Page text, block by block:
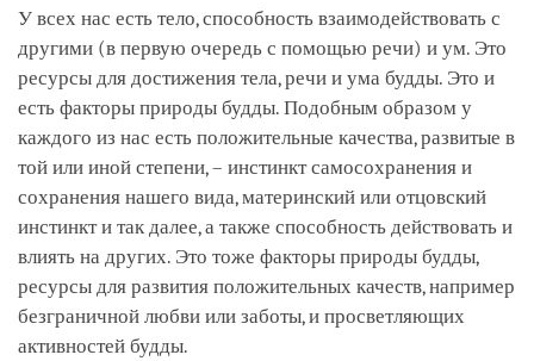
У всех нас есть тело, способность взаимодействовать с
другими (в первую очередь с помощью речи) и ум. Это
ресурсы для достижения тела, речи и ума будды. Это и
есть факторы природы будды. Подобным образом у
каждого из нас есть положительные качества, развитые в
той или иной степени, – инстинкт самосохранения и
сохранения нашего вида, материнский или отцовский
инстинкт и так далее, а также способность действовать и
влиять на других. Это тоже факторы природы будды,
ресурсы для развития положительных качеств, например
безграничной любви или заботы, и просветляющих
активностей будды.